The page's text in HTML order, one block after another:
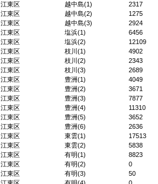
江東区
越中島(1) 2317
江東区
越中島(2) 1275
江東区
越中島(3) 2924
江東区
塩浜(1) 6456
江東区
塩浜(2) 12109
江東区
枝川(1) 4902
江東区
枝川(2) 2343
江東区
枝川(3) 2689
江東区
豊洲(1) 4049
江東区
豊洲(2) 3671
江東区
豊洲(3) 7877
江東区
豊洲(4) 11310
江東区
豊洲(5) 3652
江東区
豊洲(6) 2636
江東区
東雲(1) 17513
江東区
東雲(2) 5838
江東区
有明(1) 8823
江東区
有明(2) 0
江東区
有明(3) 50